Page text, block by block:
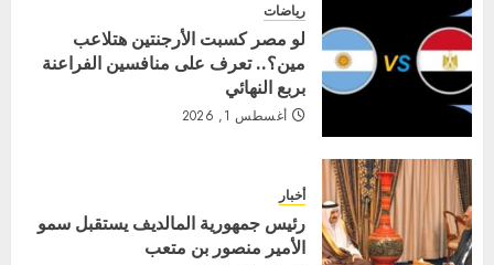
رياضات
لو مصر كسبت الأرجنتين هتلاعب
مين؟.. تعرف على منافسين الفراعنة
بربع النهائي
أغسطس 1, 2026
أخبار
رئيس جمهورية المالديف يستقبل سمو
الأمير منصور بن متعب